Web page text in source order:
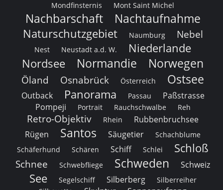
Mondfinsternis Mont Saint Michel
Nachbarschaft Nachtaufnahme
Naturschutzgebiet Naumburg Nebel
Nest Neustadt a.d. W.
Niederlande
Nordsee
Normandie Norwegen
Öland Osnabrück Österreich Ostsee
Outback Panorama Passau
Paßstrasse
Pompeji
Portrait Rauchschwalbe Reh
Retro-Objektiv Rhein
Rubbenbruchsee
Rügen
Santos Säugetier
Schachblume
Schäferhund
Schären Schiff Schlei Schloß
Schnee Schwebfliege Schweden Schweiz
See Segelschiff Silberberg
Silberreiher